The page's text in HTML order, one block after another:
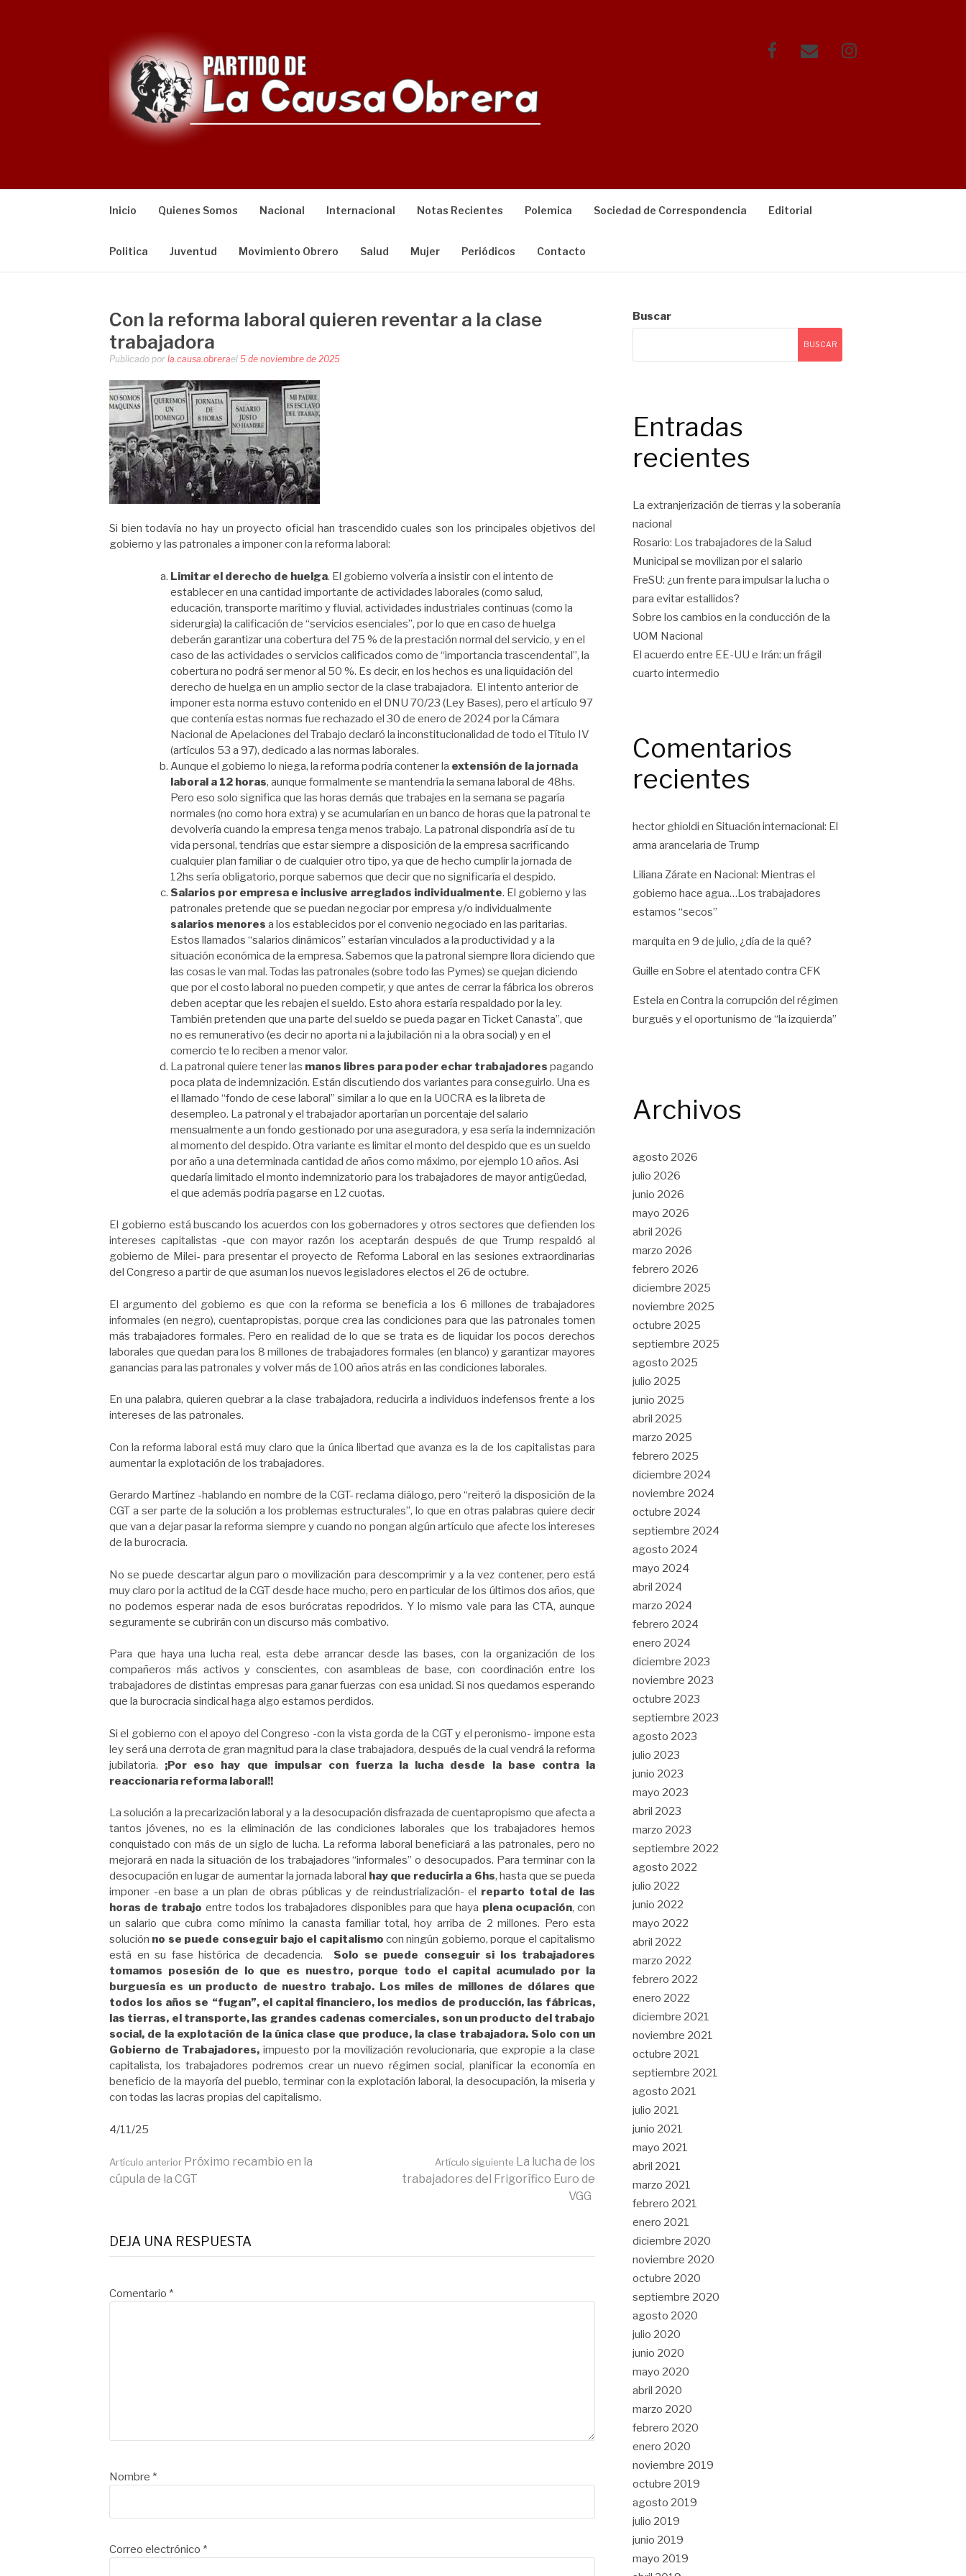
FacebookCorreo Instagram
Inicio Quienes Somos Nacional Internacional Notas Recientes Polemica Sociedad de Correspondencia Editorial
Politica Juventud Movimiento Obrero Salud Mujer Periódicos Contacto
Con la reforma laboral quieren reventar a la clase
trabajadora
Publicado por la.causa.obrerael 5 de noviembre de 2025
Si bien todavía no hay un proyecto oficial han trascendido cuales son los principales objetivos del
gobierno y las patronales a imponer con la reforma laboral:
Limitar el derecho de huelga. El gobierno volvería a insistir con el intento de
establecer en una cantidad importante de actividades laborales (como salud,
educación, transporte marítimo y fluvial, actividades industriales continuas (como la
siderurgia) la calificación de “servicios esenciales”, por lo que en caso de huelga
deberán garantizar una cobertura del 75 % de la prestación normal del servicio, y en el
caso de las actividades o servicios calificados como de “importancia trascendental”, la
cobertura no podrá ser menor al 50 %. Es decir, en los hechos es una liquidación del
derecho de huelga en un amplio sector de la clase trabajadora. El intento anterior de
imponer esta norma estuvo contenido en el DNU 70/23 (Ley Bases), pero el artículo 97
que contenía estas normas fue rechazado el 30 de enero de 2024 por la Cámara
Nacional de Apelaciones del Trabajo declaró la inconstitucionalidad de todo el Título IV
(artículos 53 a 97), dedicado a las normas laborales.
Aunque el gobierno lo niega, la reforma podría contener la extensión de la jornada
laboral a 12 horas, aunque formalmente se mantendría la semana laboral de 48hs.
Pero eso solo significa que las horas demás que trabajes en la semana se pagaría
normales (no como hora extra) y se acumularían en un banco de horas que la patronal te
devolvería cuando la empresa tenga menos trabajo. La patronal dispondría así de tu
vida personal, tendrías que estar siempre a disposición de la empresa sacrificando
cualquier plan familiar o de cualquier otro tipo, ya que de hecho cumplir la jornada de
12hs sería obligatorio, porque sabemos que decir que no significaría el despido.
Salarios por empresa e inclusive arreglados individualmente. El gobierno y las
patronales pretende que se puedan negociar por empresa y/o individualmente
salarios menores a los establecidos por el convenio negociado en las paritarias.
Estos llamados “salarios dinámicos” estarían vinculados a la productividad y a la
situación económica de la empresa. Sabemos que la patronal siempre llora diciendo que
las cosas le van mal. Todas las patronales (sobre todo las Pymes) se quejan diciendo
que por el costo laboral no pueden competir, y que antes de cerrar la fábrica los obreros
deben aceptar que les rebajen el sueldo. Esto ahora estaría respaldado por la ley.
También pretenden que una parte del sueldo se pueda pagar en Ticket Canasta”, que
no es remunerativo (es decir no aporta ni a la jubilación ni a la obra social) y en el
comercio te lo reciben a menor valor.
La patronal quiere tener las manos libres para poder echar trabajadores pagando
poca plata de indemnización. Están discutiendo dos variantes para conseguirlo. Una es
el llamado “fondo de cese laboral” similar a lo que en la UOCRA es la libreta de
desempleo. La patronal y el trabajador aportarían un porcentaje del salario
mensualmente a un fondo gestionado por una aseguradora, y esa sería la indemnización
al momento del despido. Otra variante es limitar el monto del despido que es un sueldo
por año a una determinada cantidad de años como máximo, por ejemplo 10 años. Asi
quedaría limitado el monto indemnizatorio para los trabajadores de mayor antigüedad,
el que además podría pagarse en 12 cuotas.
El gobierno está buscando los acuerdos con los gobernadores y otros sectores que defienden los
intereses capitalistas -que con mayor razón los aceptarán después de que Trump respaldó al
gobierno de Milei- para presentar el proyecto de Reforma Laboral en las sesiones extraordinarias
del Congreso a partir de que asuman los nuevos legisladores electos el 26 de octubre.
El argumento del gobierno es que con la reforma se beneficia a los 6 millones de trabajadores
informales (en negro), cuentapropistas, porque crea las condiciones para que las patronales tomen
más trabajadores formales. Pero en realidad de lo que se trata es de liquidar los pocos derechos
laborales que quedan para los 8 millones de trabajadores formales (en blanco) y garantizar mayores
ganancias para las patronales y volver más de 100 años atrás en las condiciones laborales.
En una palabra, quieren quebrar a la clase trabajadora, reducirla a individuos indefensos frente a los
intereses de las patronales.
Con la reforma laboral está muy claro que la única libertad que avanza es la de los capitalistas para
aumentar la explotación de los trabajadores.
Gerardo Martínez -hablando en nombre de la CGT- reclama diálogo, pero “reiteró la disposición de la
CGT a ser parte de la solución a los problemas estructurales”, lo que en otras palabras quiere decir
que van a dejar pasar la reforma siempre y cuando no pongan algún artículo que afecte los intereses
de la burocracia.
No se puede descartar algun paro o movilización para descomprimir y a la vez contener, pero está
muy claro por la actitud de la CGT desde hace mucho, pero en particular de los últimos dos años, que
no podemos esperar nada de esos burócratas repodridos. Y lo mismo vale para las CTA, aunque
seguramente se cubrirán con un discurso más combativo.
Para que haya una lucha real, esta debe arrancar desde las bases, con la organización de los
compañeros más activos y conscientes, con asambleas de base, con coordinación entre los
trabajadores de distintas empresas para ganar fuerzas con esa unidad. Si nos quedamos esperando
que la burocracia sindical haga algo estamos perdidos.
Si el gobierno con el apoyo del Congreso -con la vista gorda de la CGT y el peronismo- impone esta
ley será una derrota de gran magnitud para la clase trabajadora, después de la cual vendrá la reforma
jubilatoria. ¡Por eso hay que impulsar con fuerza la lucha desde la base contra la
reaccionaria reforma laboral!!
La solución a la precarización laboral y a la desocupación disfrazada de cuentapropismo que afecta a
tantos jóvenes, no es la eliminación de las condiciones laborales que los trabajadores hemos
conquistado con más de un siglo de lucha. La reforma laboral beneficiará a las patronales, pero no
mejorará en nada la situación de los trabajadores “informales” o desocupados. Para terminar con la
desocupación en lugar de aumentar la jornada laboral hay que reducirla a 6hs, hasta que se pueda
imponer -en base a un plan de obras públicas y de reindustrialización- el reparto total de las
horas de trabajo entre todos los trabajadores disponibles para que haya plena ocupación, con
un salario que cubra como mínimo la canasta familiar total, hoy arriba de 2 millones. Pero esta
solución no se puede conseguir bajo el capitalismo con ningún gobierno, porque el capitalismo
está en su fase histórica de decadencia. Solo se puede conseguir si los trabajadores
tomamos posesión de lo que es nuestro, porque todo el capital acumulado por la
burguesía es un producto de nuestro trabajo. Los miles de millones de dólares que
todos los años se “fugan”, el capital financiero, los medios de producción, las fábricas,
las tierras, el transporte, las grandes cadenas comerciales, son un producto del trabajo
social, de la explotación de la única clase que produce, la clase trabajadora. Solo con un
Gobierno de Trabajadores, impuesto por la movilización revolucionaria, que expropie a la clase
capitalista, los trabajadores podremos crear un nuevo régimen social, planificar la economía en
beneficio de la mayoría del pueblo, terminar con la explotación laboral, la desocupación, la miseria y
con todas las lacras propias del capitalismo.
4/11/25
Seguir
Artículo anterior Próximo recambio en la
cúpula de la CGT
Artículo siguiente La lucha de los
trabajadores del Frigorífico Euro de
VGG
DEJA UNA RESPUESTA
Comentario *
Nombre *
Correo electrónico *
Buscar
BUSCAR
Entradas
recientes
La extranjerización de tierras y la soberanía
nacional
Rosario: Los trabajadores de la Salud
Municipal se movilizan por el salario
FreSU: ¿un frente para impulsar la lucha o
para evitar estallidos?
Sobre los cambios en la conducción de la
UOM Nacional
El acuerdo entre EE-UU e Irán: un frágil
cuarto intermedio
Comentarios
recientes
hector ghioldi en Situación internacional: El
arma arancelaria de Trump
Liliana Zárate en Nacional: Mientras el
gobierno hace agua…Los trabajadores
estamos “secos”
marquita en 9 de julio, ¿día de la qué?
Guille en Sobre el atentado contra CFK
Estela en Contra la corrupción del régimen
burgués y el oportunismo de “la izquierda”
Archivos
agosto 2026
julio 2026
junio 2026
mayo 2026
abril 2026
marzo 2026
febrero 2026
diciembre 2025
noviembre 2025
octubre 2025
septiembre 2025
agosto 2025
julio 2025
junio 2025
abril 2025
marzo 2025
febrero 2025
diciembre 2024
noviembre 2024
octubre 2024
septiembre 2024
agosto 2024
mayo 2024
abril 2024
marzo 2024
febrero 2024
enero 2024
diciembre 2023
noviembre 2023
octubre 2023
septiembre 2023
agosto 2023
julio 2023
junio 2023
mayo 2023
abril 2023
marzo 2023
septiembre 2022
agosto 2022
julio 2022
junio 2022
mayo 2022
abril 2022
marzo 2022
febrero 2022
enero 2022
diciembre 2021
noviembre 2021
octubre 2021
septiembre 2021
agosto 2021
julio 2021
junio 2021
mayo 2021
abril 2021
marzo 2021
febrero 2021
enero 2021
diciembre 2020
noviembre 2020
octubre 2020
septiembre 2020
agosto 2020
julio 2020
junio 2020
mayo 2020
abril 2020
marzo 2020
febrero 2020
enero 2020
noviembre 2019
octubre 2019
agosto 2019
julio 2019
junio 2019
mayo 2019